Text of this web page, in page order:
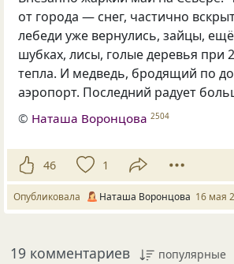
от города — снег, частично
лебеди уже вернулись, зайцы,
шубках, лисы, голые деревья при
тепла. И медведь, бродящий по
аэропорт. Последний радует
© Наташа Воронцова 2504
46 1
Опубликовала Наташа Воронцова 16 мая
19 комментариев популярные